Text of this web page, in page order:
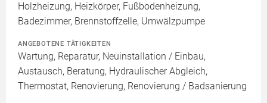
Holzheizung, Heizkörper, Fußbodenheizung,
Badezimmer, Brennstoffzelle, Umwälzpumpe
ANGEBOTENE TÄTIGKEITEN
Wartung, Reparatur, Neuinstallation / Einbau,
Austausch, Beratung, Hydraulischer Abgleich,
Thermostat, Renovierung, Renovierung / Badsanierung